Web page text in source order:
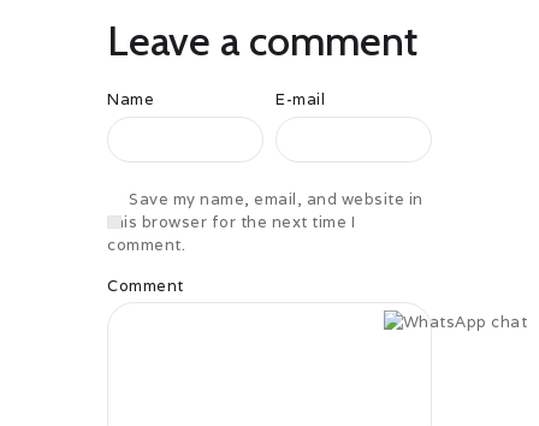
Leave a comment
Name E-mail
Save my name, email, and website in
this browser for the next time I
comment.
Comment